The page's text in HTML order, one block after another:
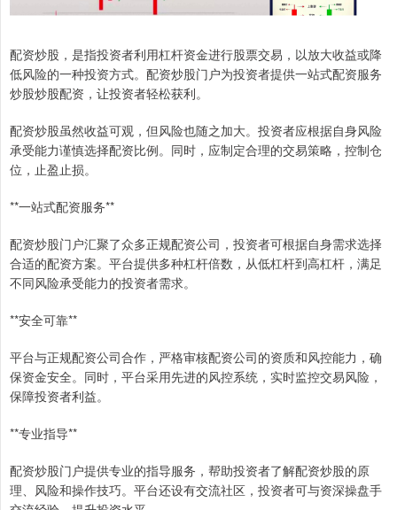
配资炒股，是指投资者利用杠杆资金进行股票交易，以放大收益或降
低风险的一种投资方式。配资炒股门户为投资者提供一站式配资服务
炒股炒股配资，让投资者轻松获利。
配资炒股虽然收益可观，但风险也随之加大。投资者应根据自身风险
承受能力谨慎选择配资比例。同时，应制定合理的交易策略，控制仓
位，止盈止损。
**一站式配资服务**
配资炒股门户汇聚了众多正规配资公司，投资者可根据自身需求选择
合适的配资方案。平台提供多种杠杆倍数，从低杠杆到高杠杆，满足
不同风险承受能力的投资者需求。
**安全可靠**
平台与正规配资公司合作，严格审核配资公司的资质和风控能力，确
保资金安全。同时，平台采用先进的风控系统，实时监控交易风险，
保障投资者利益。
**专业指导**
配资炒股门户提供专业的指导服务，帮助投资者了解配资炒股的原
理、风险和操作技巧。平台还设有交流社区，投资者可与资深操盘手